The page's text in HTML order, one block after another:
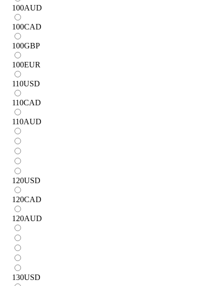
100AUD
100CAD
100GBP
100EUR
110USD
110CAD
110AUD
120USD
120CAD
120AUD
130USD